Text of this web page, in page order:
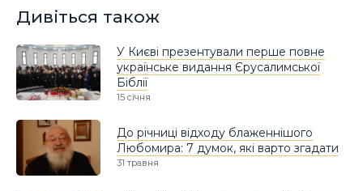
Дивіться також
У Києві презентували перше повне
українське видання Єрусалимської
Біблії
15 січня
До річниці відходу блаженнішого
Любомира: 7 думок, які варто згадати
31 травня